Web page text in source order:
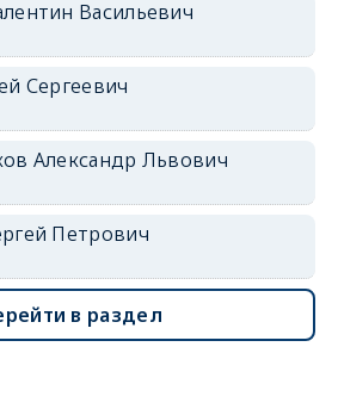
Васильевич
Сергеевич
Александр Львович
Петрович
в раздел